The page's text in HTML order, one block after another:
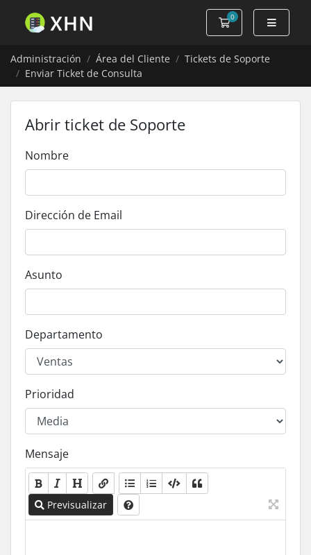
0
Carro de Pedidos
Administración Área del Cliente
Tickets de Soporte
Enviar Ticket de Consulta
Abrir ticket de Soporte
Nombre
Dirección de Email
Asunto
Departamento
Prioridad
Mensaje
Previsualizar